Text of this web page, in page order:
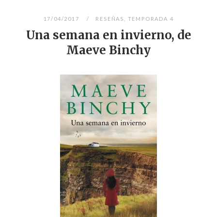
17/04/2017 RESEÑAS TEMPORADA 4
Una semana en invierno, de
Maeve Binchy